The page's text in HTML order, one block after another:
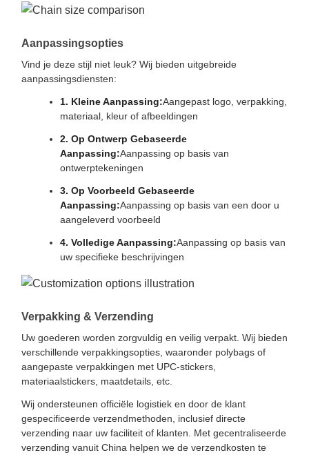
Aanpassingsopties
Vind je deze stijl niet leuk? Wij bieden uitgebreide
aanpassingsdiensten:
1. Kleine Aanpassing:Aangepast logo, verpakking,
materiaal, kleur of afbeeldingen
2. Op Ontwerp Gebaseerde
Aanpassing:Aanpassing op basis van
ontwerptekeningen
3. Op Voorbeeld Gebaseerde
Aanpassing:Aanpassing op basis van een door u
aangeleverd voorbeeld
4. Volledige Aanpassing:Aanpassing op basis van
uw specifieke beschrijvingen
Verpakking & Verzending
Uw goederen worden zorgvuldig en veilig verpakt. Wij bieden
verschillende verpakkingsopties, waaronder polybags of
aangepaste verpakkingen met UPC-stickers,
materiaalstickers, maatdetails, etc.
Wij ondersteunen officiële logistiek en door de klant
gespecificeerde verzendmethoden, inclusief directe
verzending naar uw faciliteit of klanten. Met gecentraliseerde
verzending vanuit China helpen we de verzendkosten te